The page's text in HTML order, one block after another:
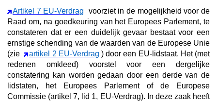
Artikel 7 EU-Verdrag
voorziet in de mogelijkheid voor de
Raad om, na goedkeuring van het Europees Parlement, te
constateren dat er een duidelijk gevaar bestaat voor een
ernstige schending van de waarden van de Europese Unie
(zie
artikel 2 EU-Verdrag ) door een EU-lidstaat. Het (met
redenen omkleed) voorstel voor een dergelijke
constatering kan worden gedaan door een derde van de
lidstaten, het Europees Parlement of de Europese
Commissie (artikel 7, lid 1, EU-Verdrag). In deze zaak heeft